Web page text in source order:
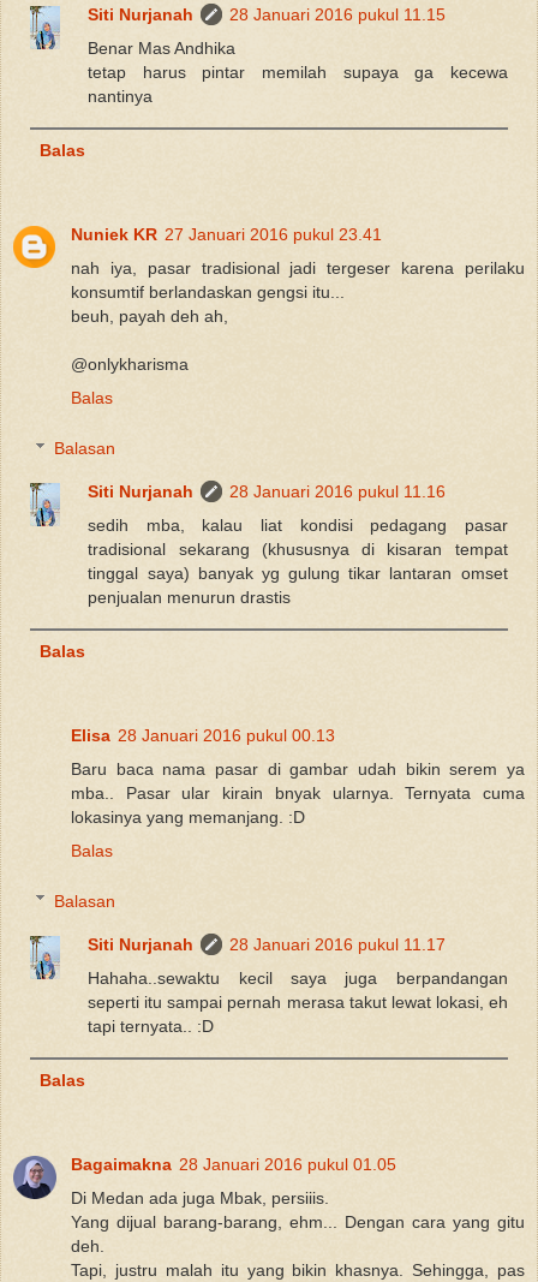
Siti Nurjanah
28 Januari 2016 pukul 11.15
Benar Mas Andhika
tetap harus pintar memilah supaya ga kecewa
nantinya
Balas
Nuniek KR 27 Januari 2016 pukul 23.41
nah iya, pasar tradisional jadi tergeser karena perilaku
konsumtif berlandaskan gengsi itu...
beuh, payah deh ah,
@onlykharisma
Balas
Balasan
Siti Nurjanah
28 Januari 2016 pukul 11.16
sedih mba, kalau liat kondisi pedagang pasar
tradisional sekarang (khususnya di kisaran tempat
tinggal saya) banyak yg gulung tikar lantaran omset
penjualan menurun drastis
Balas
Elisa 28 Januari 2016 pukul 00.13
Baru baca nama pasar di gambar udah bikin serem ya
mba.. Pasar ular kirain bnyak ularnya. Ternyata cuma
lokasinya yang memanjang. :D
Balas
Balasan
Siti Nurjanah
28 Januari 2016 pukul 11.17
Hahaha..sewaktu kecil saya juga berpandangan
seperti itu sampai pernah merasa takut lewat lokasi, eh
tapi ternyata.. :D
Balas
Bagaimakna 28 Januari 2016 pukul 01.05
Di Medan ada juga Mbak, persiiis.
Yang dijual barang-barang, ehm... Dengan cara yang gitu
deh.
Tapi, justru malah itu yang bikin khasnya. Sehingga, pas